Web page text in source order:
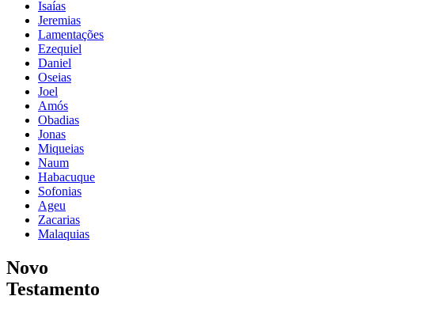
Isaías
Jeremias
Lamentações
Ezequiel
Daniel
Oseias
Joel
Amós
Obadias
Jonas
Miqueias
Naum
Habacuque
Sofonias
Ageu
Zacarias
Malaquias
Novo
Testamento